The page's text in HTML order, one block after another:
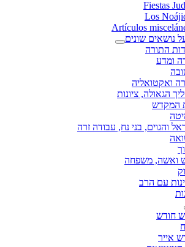
Fiestas
Los
Artículos
נושאים שונים
התורה
ומדע
ואקטואליה
הגאולה, ציונות
המקדש
והגוים, בני נח, עבודה זרה
ואשה, משפחה
עם הרב
חודש
אייר